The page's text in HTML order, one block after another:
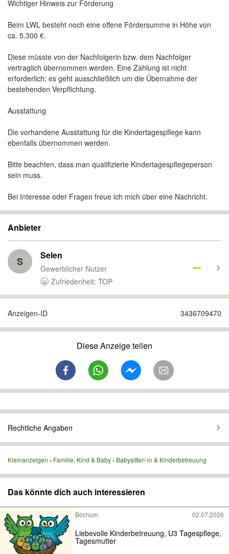
Wichtiger Hinweis zur Förderung
Beim LWL besteht noch eine offene Fördersumme in Höhe von
ca. 5.300 €.
Diese müsste von der Nachfolgerin bzw. dem Nachfolger
vertraglich übernommen werden. Eine Zahlung ist nicht
erforderlich; es geht ausschließlich um die Übernahme der
bestehenden Verpflichtung.
Ausstattung
Die vorhandene Ausstattung für die Kindertagespflege kann
ebenfalls übernommen werden.
Bitte beachten, dass man qualifizierte Kindertagespflegeperson
sein muss.
Bei Interesse oder Fragen freue ich mich über eine Nachricht.
Anbieter
S Selen
Gewerblicher Nutzer
Zufriedenheit: TOP
Anzeigen-ID 3436709470
Diese Anzeige teilen
Rechtliche Angaben
Kleinanzeigen Familie, Kind & Baby Babysitter/-in & Kinderbetreuung
Das könnte dich auch interessieren
Bochum 02.07.2026
Liebevolle Kinderbetreuung, U3 Tagespflege,
Tagesmutter